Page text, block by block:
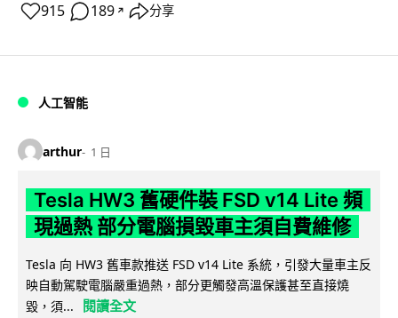
915 189 ↗ 分享
人工智能
arthur 1 日
Tesla HW3 舊硬件裝 FSD v14 Lite 頻
現過熱 部分電腦損毀車主須自費維修
Tesla 向 HW3 舊車款推送 FSD v14 Lite 系統，引發大量車主反
映自動駕駛電腦嚴重過熱，部分更觸發高溫保護甚至直接燒
毀，須...
閱讀全文